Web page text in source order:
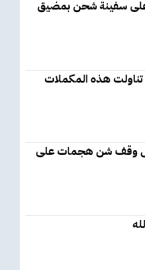
على سفينة شحن بمضيق
تناولت هذه المكملات
وقف شن هجمات على